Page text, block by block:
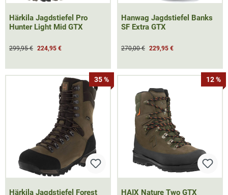
Härkila Jagdstiefel Pro
Hunter Light Mid GTX
299,95 € 224,95 €
Hanwag Jagdstiefel Banks
SF Extra GTX
270,00 € 229,95 €
35 %
Härkila Jagdstiefel Forest
12 %
HAIX Nature Two GTX